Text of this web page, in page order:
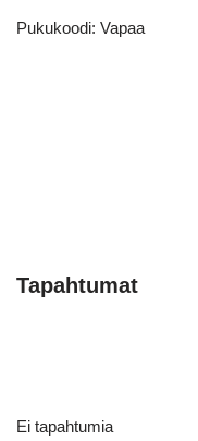
Pukukoodi: Vapaa
Tapahtumat
Ei tapahtumia